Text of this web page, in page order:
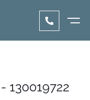
130019722